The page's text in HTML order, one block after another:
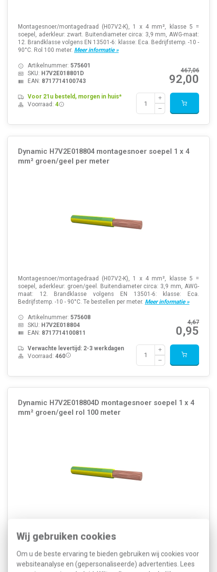
Wij gebruiken cookies
Om u de beste ervaring te bieden gebruiken wij cookies voor
websiteanalyse en (gepersonaliseerde) advertenties. Lees
Montagesnoer/montagedraad (H07V2-K), 1 x 4 mm², klasse 5 =
soepel, aderkleur: zwart. Buitendiameter circa: 3,9 mm, AWG-maat:
12. Brandklasse volgens EN 13501-6: klasse: Eca. Bedrijfstemp. -10 -
90°C. Rol 100 meter. Meer informatie »
467,06
92,00
Artikelnummer: 575601
SKU: H7V2E018801D
EAN: 8717714100743
Voor 21u besteld, morgen in huis*
Voorraad: 4
Dynamic H7V2E018804 montagesnoer soepel 1 x 4
mm² groen/geel per meter
Montagesnoer/montagedraad (H07V2-K), 1 x 4 mm², klasse 5 =
soepel, aderkleur: groen/geel. Buitendiameter circa: 3,9 mm, AWG-
maat: 12. Brandklasse volgens EN 13501-6: klasse: Eca.
Bedrijfstemp. -10 - 90°C. Te bestellen per meter. Meer informatie »
4,67
0,95
Artikelnummer: 575608
SKU: H7V2E018804
EAN: 8717714100811
Verwachte levertijd: 2-3 werkdagen
Voorraad: 460
Dynamic H7V2E018804D montagesnoer soepel 1 x 4
mm² groen/geel rol 100 meter
soepel, aderkleur: groen/geel. Buitendiameter circa: 3,9 mm, AWG-
Bedrijfstemp. -10 - 90°C. Rol 100 meter.Meer informatie »
Artikelnummer: 575607